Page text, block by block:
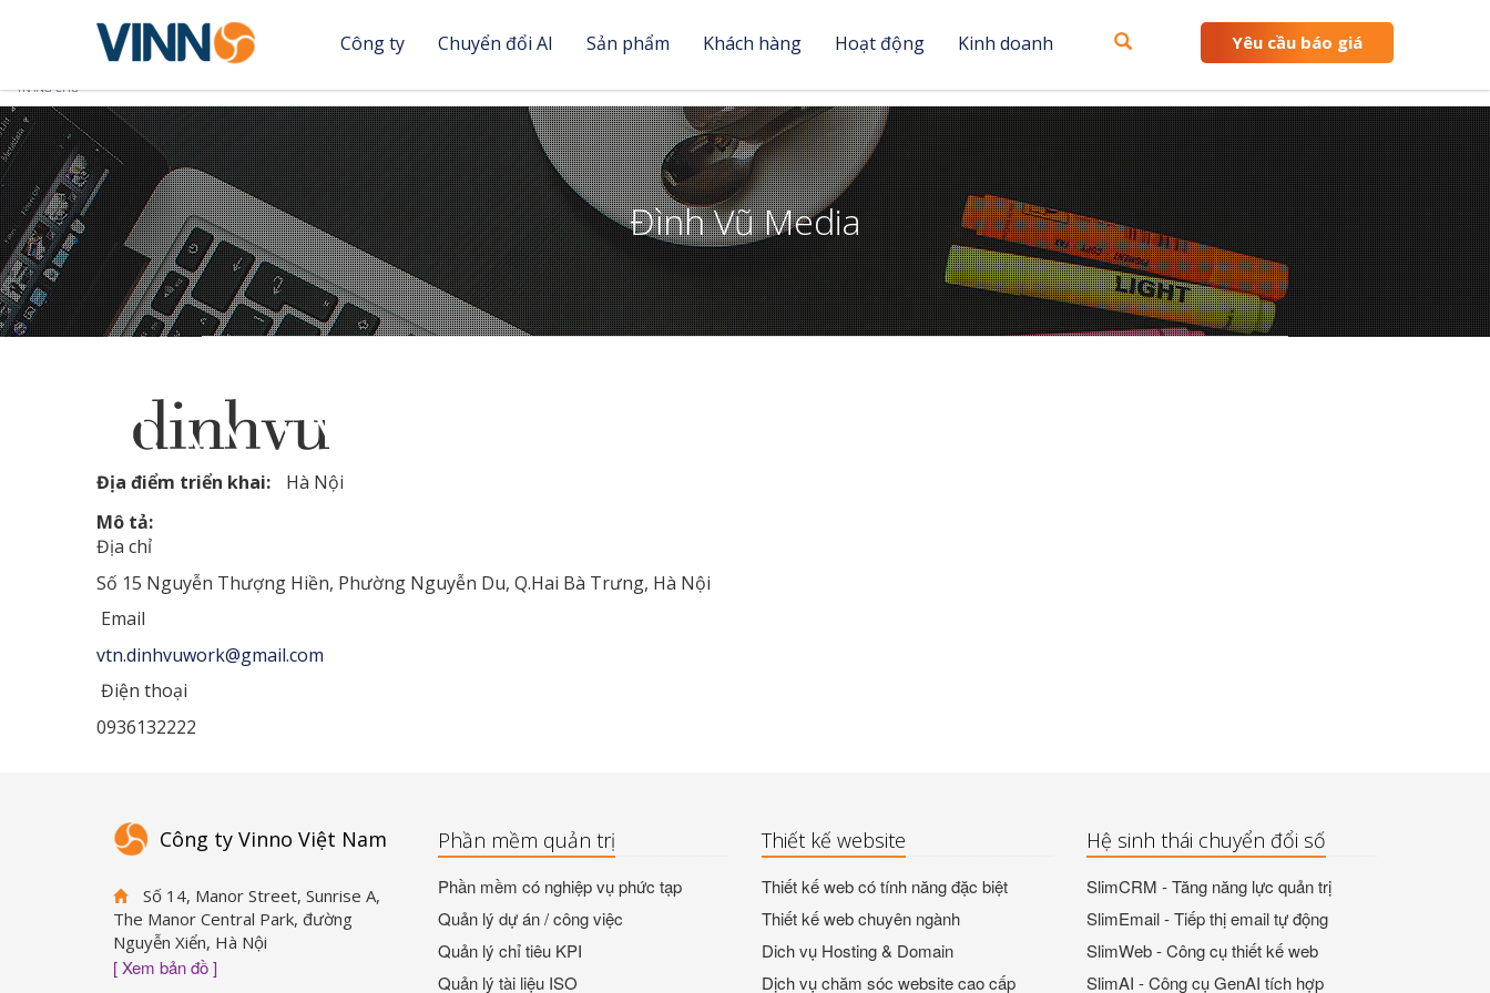
đến
nội
dung
Công ty Chuyển đổi AI Sản phẩm Khách hàng Hoạt động Kinh doanh Yêu cầu báo giá
Bạn
đang
ở
đây
TRANG CHỦ
Đình Vũ Media
Địa điểm triển khai:
Hà Nội
Mô tả:
Địa chỉ
Số 15 Nguyễn Thượng Hiền, Phường Nguyễn Du, Q.Hai Bà Trưng, Hà Nội
Email
vtn.dinhvuwork@gmail.com
Điện thoại
0936132222
Công ty Vinno Việt Nam
Số 14, Manor Street, Sunrise A,
The Manor Central Park, đường
Nguyễn Xiển, Hà Nội
[ Xem bản đồ ]
Phần mềm quản trị
Phần mềm có nghiệp vụ phức tạp
Quản lý dự án / công việc
Quản lý chỉ tiêu KPI
Quản lý tài liệu ISO
Thiết kế website
Thiết kế web có tính năng đặc biệt
Thiết kế web chuyên ngành
Dich vụ Hosting & Domain
Dịch vụ chăm sóc website cao cấp
Hệ sinh thái chuyển đổi số
SlimCRM - Tăng năng lực quản trị
SlimEmail - Tiếp thị email tự động
SlimWeb - Công cụ thiết kế web
SlimAI - Công cụ GenAI tích hợp